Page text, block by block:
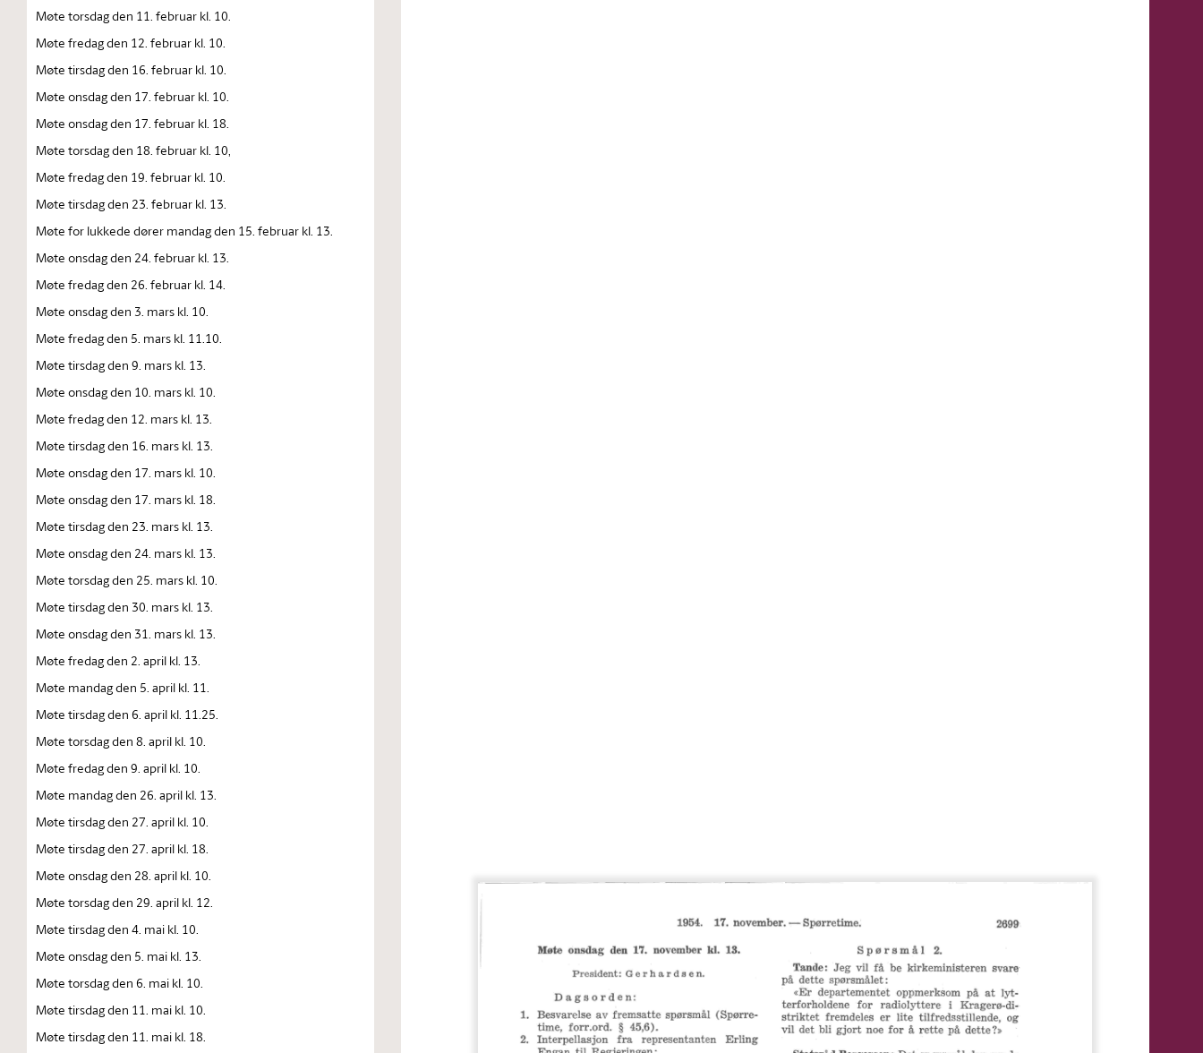
Møte torsdag den 11. februar kl. 10.
Møte fredag den 12. februar kl. 10.
Møte tirsdag den 16. februar kl. 10.
Møte onsdag den 17. februar kl. 10.
Møte onsdag den 17. februar kl. 18.
Møte torsdag den 18. februar kl. 10,
Møte fredag den 19. februar kl. 10.
Møte tirsdag den 23. februar kl. 13.
Møte for lukkede dører mandag den 15. februar kl. 13.
Møte onsdag den 24. februar kl. 13.
Møte fredag den 26. februar kl. 14.
Møte onsdag den 3. mars kl. 10.
Møte fredag den 5. mars kl. 11.10.
Møte tirsdag den 9. mars kl. 13.
Møte onsdag den 10. mars kl. 10.
Møte fredag den 12. mars kl. 13.
Møte tirsdag den 16. mars kl. 13.
Møte onsdag den 17. mars kl. 10.
Møte onsdag den 17. mars kl. 18.
Møte tirsdag den 23. mars kl. 13.
Møte onsdag den 24. mars kl. 13.
Møte torsdag den 25. mars kl. 10.
Møte tirsdag den 30. mars kl. 13.
Møte onsdag den 31. mars kl. 13.
Møte fredag den 2. april kl. 13.
Møte mandag den 5. april kl. 11.
Møte tirsdag den 6. april kl. 11.25.
Møte torsdag den 8. april kl. 10.
Møte fredag den 9. april kl. 10.
Møte mandag den 26. april kl. 13.
Møte tirsdag den 27. april kl. 10.
Møte tirsdag den 27. april kl. 18.
Møte onsdag den 28. april kl. 10.
Møte torsdag den 29. april kl. 12.
Møte tirsdag den 4. mai kl. 10.
Møte onsdag den 5. mai kl. 13.
Møte torsdag den 6. mai kl. 10.
Møte tirsdag den 11. mai kl. 10.
Møte tirsdag den 11. mai kl. 18.